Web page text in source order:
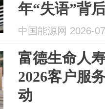
年“失语”背
中国能源网 2026-
富德生命人
2026客户服
动